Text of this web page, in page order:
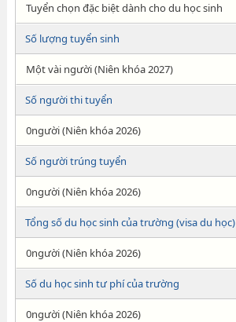
Tuyển chọn đặc biệt dành cho du học sinh
Số lượng tuyển sinh
Một vài người (Niên khóa 2027)
Số người thi tuyển
0người (Niên khóa 2026)
Số người trúng tuyển
0người (Niên khóa 2026)
Tổng số du học sinh của trường (visa du học)
0người (Niên khóa 2026)
Số du học sinh tư phí của trường
0người (Niên khóa 2026)